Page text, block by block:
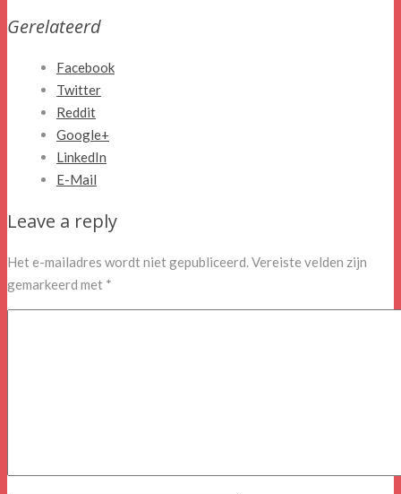
Gerelateerd
Facebook
Twitter
Reddit
Google+
LinkedIn
E-Mail
Leave a reply
Het e-mailadres wordt niet gepubliceerd.Vereiste velden zijn
gemarkeerd met *